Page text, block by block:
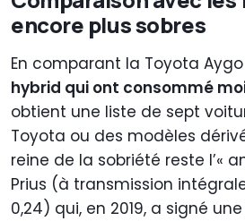
encore plus sobres
En comparant la Toyota
hybrid qui ont consommé
obtient une liste de sept
Toyota ou des modèles
reine de la sobriété reste l’«
Prius (à transmission
0,24) qui, en 2019, a signé